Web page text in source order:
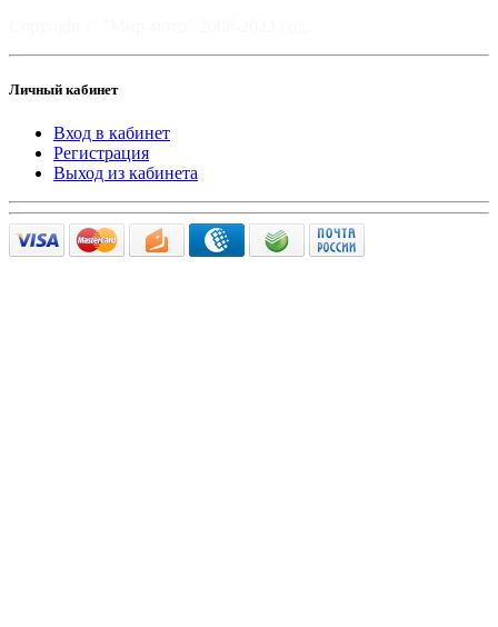
Личный кабинет
Вход в кабинет
Регистрация
Выход из кабинета